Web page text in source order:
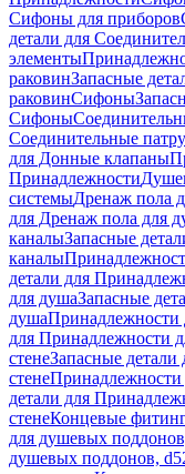
Сифоны для приборов
детали для
элементы
раковинЗапасные
раковинСифоны
Сифоны
Соединительные
для Донные клапаны
Принадлежности
системыДренаж пола
для Дренаж пола для
каналыЗапасные
каналы
детали для
для душаЗапасные
душаПринадлежности
для Принадлежности
стенеЗапасные
стенеПринадлежности
детали для
стенеКонцевые
для душевых
душевых поддонов,